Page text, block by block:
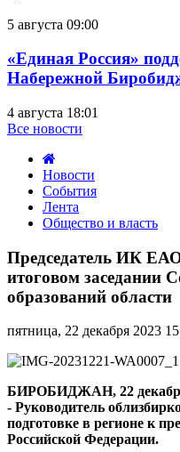
5 августа 09:00
«Единая Россия»
Набережной
4 августа 18:01
Все новости
Новости
События
Лента
Общество и власть
ИК
ЕАО
приняла
участие
итоговом
Совета
образований
области
Председатель ИК
итоговом заседании
образований области
пятница, 22 декабря 2023
БИРОБИДЖАН, 22
- Руководитель
подготовке в регионе к
Российской Федерации.